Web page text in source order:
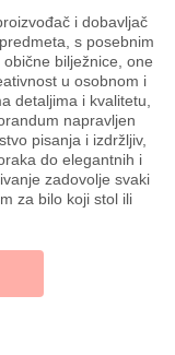
i dobavljač
s posebnim
bilježnice, one
u osobnom i
detaljima i kvalitetu,
napravljen
pisanja i izdržljiv,
do elegantnih i
zadovolje svaki
za bilo koji stol ili